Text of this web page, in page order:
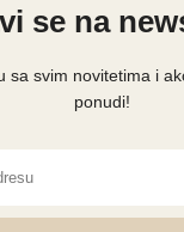
se na
sa svim novitetima i
ponudi!